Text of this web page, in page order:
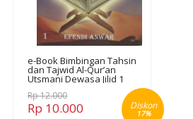
e-Book Bimbingan Tahsin
dan Tajwid Al-Qur’an
Utsmani Dewasa Jilid 1
Diskon
17%
Rp 12.000
Rp 10.000